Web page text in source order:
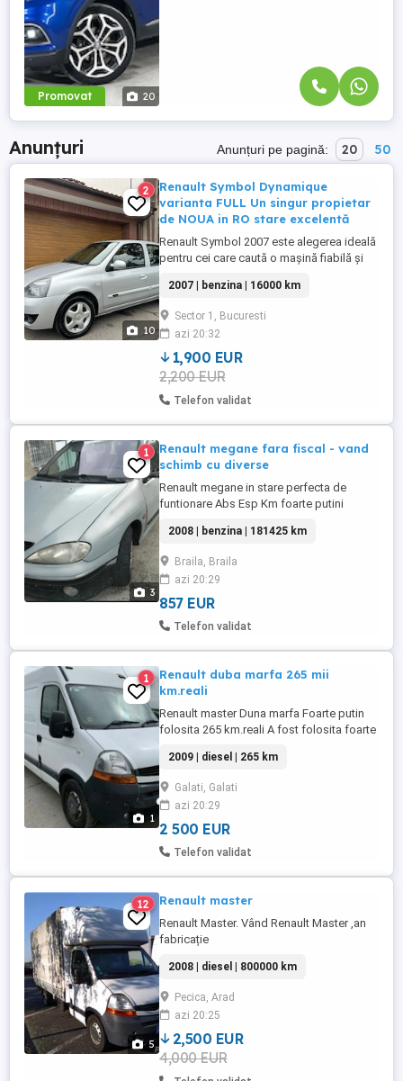
Promovat 20
Anunțuri Anunțuri pe pagină: 20 50
10
2
Renault Symbol Dynamique
varianta FULL Un singur propietar
de NOUA in RO stare excelentă
Renault Symbol 2007 este alegerea ideală
pentru cei care caută o mașină fiabilă și
este recunoscută pentru durabilitate și
costurile reduse de întreținere, iar acest
exemplar se află într-o stare excelentă,
fiind îngrijit obsesiv și pregătit pentru
utilizare imediată. Autoturism ...
2007 | benzina | 16000 km
Sector 1, Bucuresti
azi 20:32
1,900 EUR
2,200 EUR
Telefon validat
3
1
Renault megane fara fiscal - vand
schimb cu diverse
Renault megane in stare perfecta de
funtionare Abs Esp Km foarte putini
functional 4 geamuri electrice Asigurare
valabila 5 luni Nu ofer fiscal Masina circula
valabil nelimitat Talon lipsa
2008 | benzina | 181425 km
Braila, Braila
azi 20:29
857 EUR
Telefon validat
1
1
Renault duba marfa 265 mii
km.reali
Renault master Duna marfa Foarte putin
folosita 265 km.reali A fost folosita foarte
Distributie noua Ulei filtre noi Ulei cutie
nou 6 trepte consum mic
2009 | diesel | 265 km
Galati, Galati
azi 20:29
2 500 EUR
Telefon validat
5
12 Renault master
Renault Master. Vând Renault Master ,an
fabricație
)in stare perfecta de functionare,inmatriculat
RO,cabina de dormit este trecut in
acte,sirocou,pret 4600euro
2008 | diesel | 800000 km
Pecica, Arad
azi 20:25
2,500 EUR
4,000 EUR